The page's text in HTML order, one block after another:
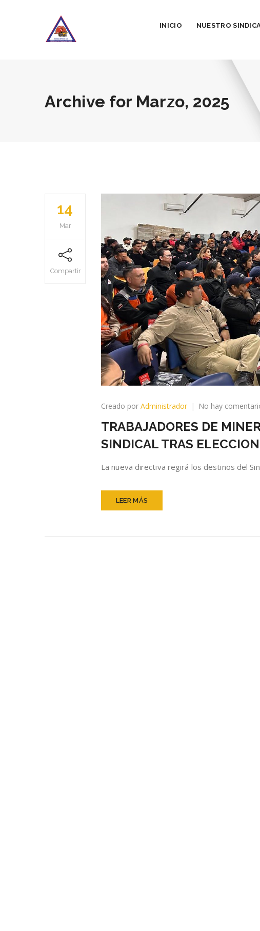
INICIO NUESTRO
Archive for Marzo, 2025
14
Mar
Compartir
Creado por Administrador No hay
TRABAJADORES DE
SINDICAL TRAS
La nueva directiva regirá los destinos del
LEER MÁS